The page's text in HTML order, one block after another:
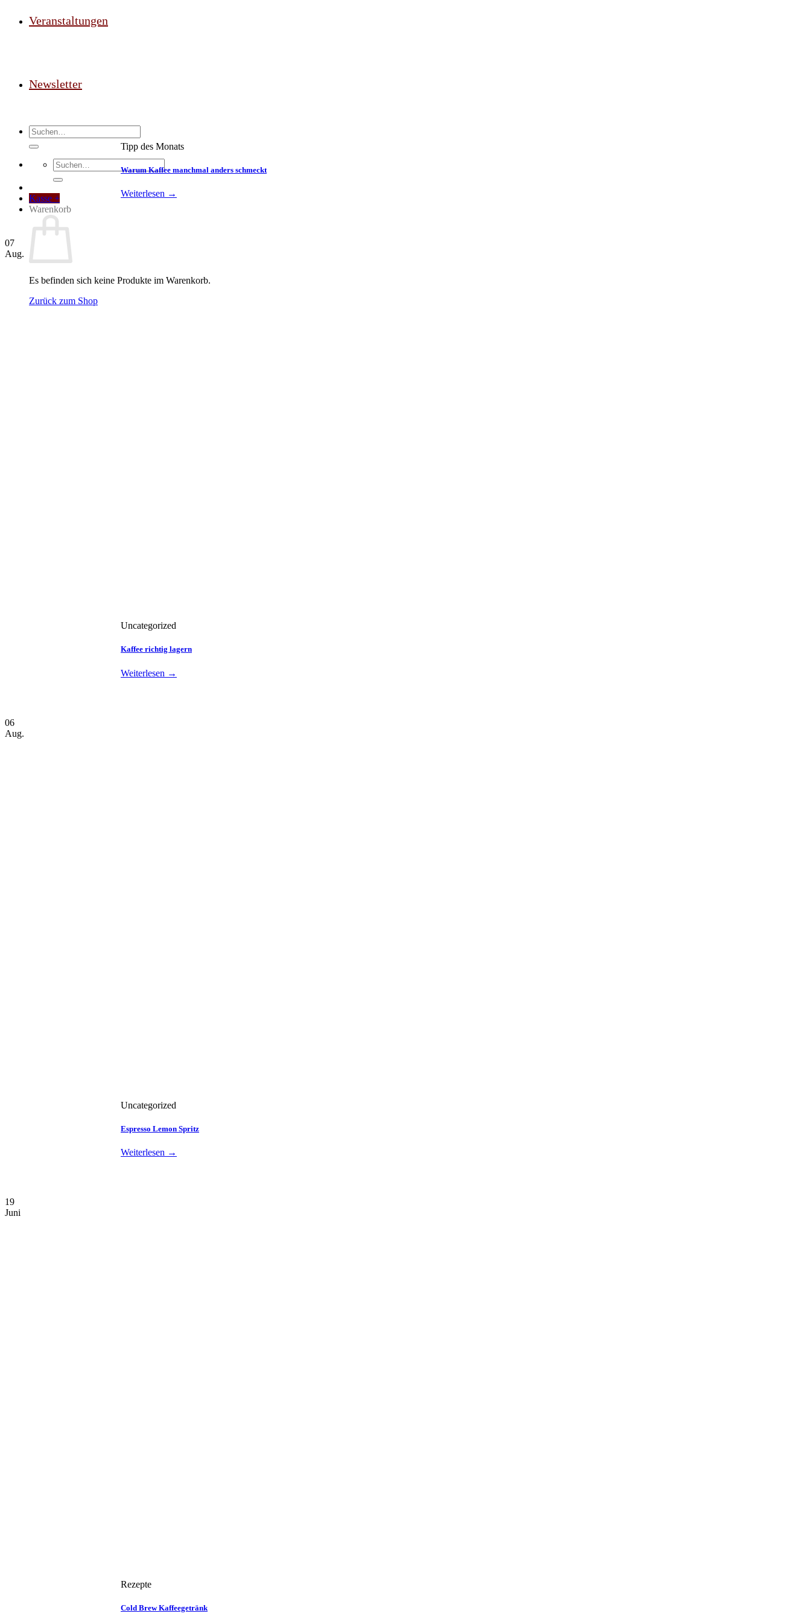
Veranstaltungen
Newsletter
Suchen
nach:
Suchen
nach:
Kasse +
Warenkorb
Es befinden sich keine Produkte im Warenkorb.
Zurück zum Shop
Tipp des Monats
Warum Kaffee manchmal anders schmeckt
Weiterlesen →
07
Aug.
Uncategorized
Kaffee richtig lagern
Weiterlesen →
06
Aug.
Uncategorized
Espresso Lemon Spritz
Weiterlesen →
19
Juni
Rezepte
Cold Brew Kaffeegetränk